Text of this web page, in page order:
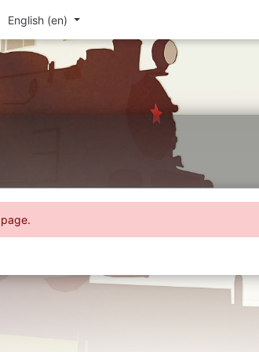
English ‎(en)‎